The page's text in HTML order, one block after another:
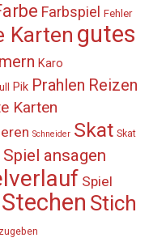
Farbspiel Fehler
Karten gutes
Karo
Pik Prahlen Reizen
Karten
Schneider Skat Skat
Spiel ansagen
Spiel
Stechen Stich
zugeben